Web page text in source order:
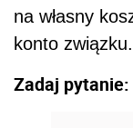
na własny
konto związku.
Zadaj pytanie: